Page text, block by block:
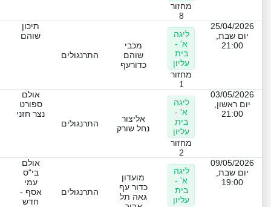
מחזור
8
25/04/2026
יום שבת,
21:00
ליגה
א' -
בית
עליון
מחזור
1
מכבי
שוהם
כדורעף
התרנגולים
תיכון
שוהם
03/05/2026
יום ראשון,
21:00
ליגה
א' -
בית
עליון
מחזור
2
אליצור
נחל שורק
התרנגולים
אולם
ספורט
נצר חזני
09/05/2026
יום שבת,
19:00
ליגה
א' -
בית
עליון
מועדון
כדור עף
גאה תל
התרנגולים
אולם
בי"ס
עמי
אסף -
חדש